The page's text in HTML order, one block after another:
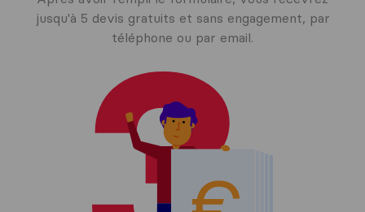
jusqu'à 5 devis gratuits et sans engagement, par
téléphone ou par email.